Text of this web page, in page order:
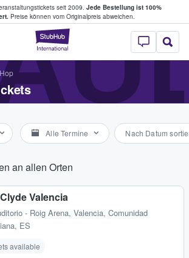
seit 2009. Jede Bestellung ist 100%
Preise können vom Originalpreis abweichen.
StubHub - Wo
& verkaufen
Alle Termine Nach Datum
an allen Orten
Valencia
- Roig Arena, Valencia, Comunidad
ES
available